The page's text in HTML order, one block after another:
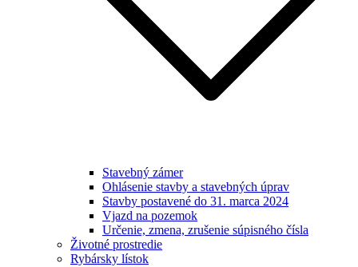
Stavebný zámer
Ohlásenie stavby a stavebných úprav
Stavby postavené do 31. marca 2024
Vjazd na pozemok
Určenie, zmena, zrušenie súpisného čísla
Životné prostredie
Rybársky lístok